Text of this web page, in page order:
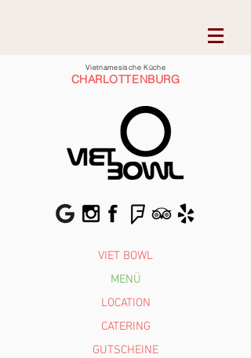
Vietnamesische Küche
CHARLOTTENBURG
VIET BOWL
MENÜ
LOCATION
CATERING
GUTSCHEINE